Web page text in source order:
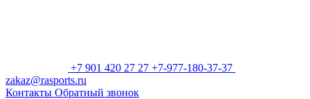
+7 901 420 27 27 +7-977-180-37-37
zakaz@rasports.ru
Контакты Обратный звонок